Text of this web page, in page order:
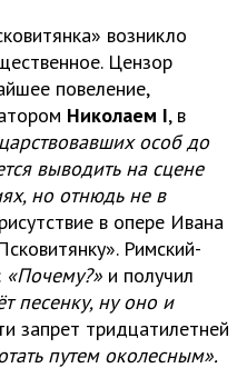
возникло
Цензор
повеление,
Николаем I, в
особ до
выводить на сцене
но отнюдь не в
в опере Ивана
Римский-
«Почему?» и получил
песенку, ну оно и
запрет тридцатилетней
путем околесным».